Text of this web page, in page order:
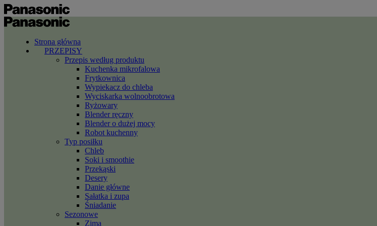
Strona główna
PRZEPISY
Przepis według produktu
Kuchenka mikrofalowa
Frytkownica
Wypiekacz do chleba
Wyciskarka wolnoobrotowa
Ryżowary
Blender ręczny
Blender o dużej mocy
Robot kuchenny
Typ posiłku
Chleb
Soki i smoothie
Przekąski
Desery
Danie główne
Sałatka i zupa
Śniadanie
Sezonowe
Zima